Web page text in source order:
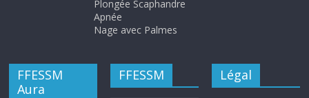
Plongée Scaphandre
Apnée
Nage avec Palmes
FFESSM
Aura
FFESSM Légal